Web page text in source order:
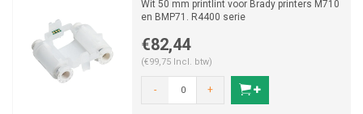
Wit 50 mm printlint voor Brady printers M710
en BMP71. R4400 serie
€82,44
(€99,75 Incl. btw)
- +